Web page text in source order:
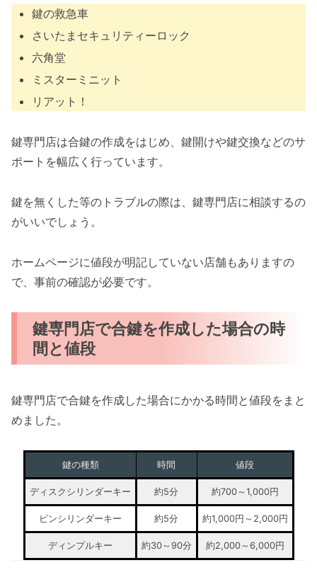
鍵の救急車
さいたまセキュリティーロック
六角堂
ミスターミニット
リアット！
鍵専門店は合鍵の作成をはじめ、鍵開けや鍵交換などのサ
ポートを幅広く行っています。
鍵を無くした等のトラブルの際は、鍵専門店に相談するの
がいいでしょう。
ホームページに値段が明記していない店舗もありますの
で、事前の確認が必要です。
鍵専門店で合鍵を作成した場合の時
間と値段
鍵専門店で合鍵を作成した場合にかかる時間と値段をまと
めました。
鍵の種類 時間 値段
ディスクシリンダーキー 約5分 約700～1,000円
ピンシリンダーキー 約5分 約1,000円～2,000円
ディンプルキー 約30～90分 約2,000～6,000円